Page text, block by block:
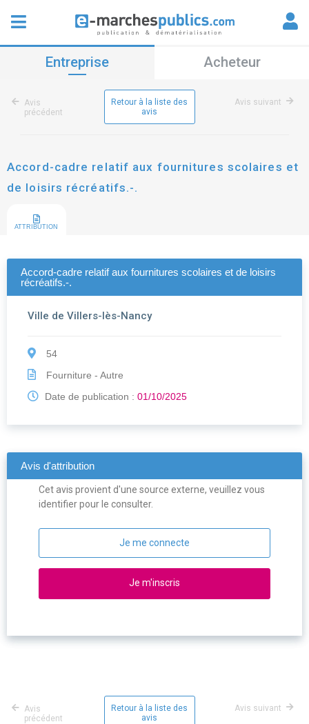
Entreprise Acheteur
Avis
précédent
Retour à la liste des
avis
Avis suivant
Accord-cadre relatif aux fournitures scolaires et
de loisirs récréatifs.-.
ATTRIBUTION
Accord-cadre relatif aux fournitures scolaires et de loisirs
récréatifs.-.
Ville de Villers-lès-Nancy
54
Fourniture - Autre
Date de publication : 01/10/2025
Avis d'attribution
Cet avis provient d'une source externe, veuillez vous
identifier pour le consulter.
Je me connecte
Je m'inscris
Avis
précédent
Retour à la liste des
avis
Avis suivant